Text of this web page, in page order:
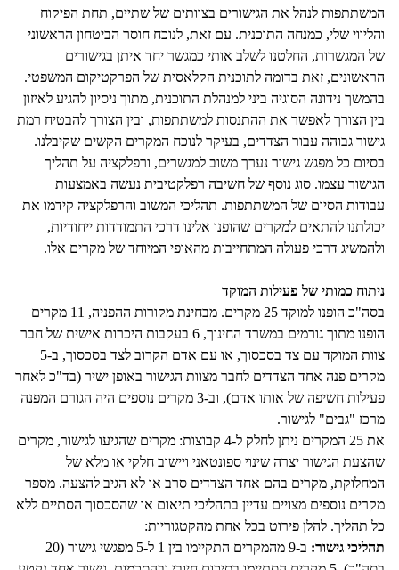
המשתתפות לנהל את הגישורים בצוותים של שתיים, תחת הפיקוח
והליווי שלי, כמנחה התוכנית. עם זאת, לנוכח חוסר הביטחון הראשוני
של המגשרות, החלטנו לשלב אותי כמגשר יחד איתן בגישורים
הראשונים, זאת בדומה לתוכנית הקלאסית של הפרקטיקום המשפטי.
בהמשך נידונה הסוגיה ביני למנהלת התוכנית, מתוך ניסיון להגיע לאיזון
בין הצורך לאפשר את ההתנסות למשתתפות, ובין הצורך להבטיח רמת
גישור גבוהה עבור הצדדים, בעיקר לנוכח המקרים הקשים שקיבלנו.
בסיום כל מפגש גישור נערך משוב למגשרים, ורפלקציה על תהליך
הגישור עצמו. סוג נוסף של חשיבה רפלקטיבית נעשה באמצעות
עבודות הסיום של המשתתפות. תהליכי המשוב והרפלקציה קידמו את
יכולתנו להתאים למקרים שהופנו אלינו דרכי התמודדות ייחודיות,
ולהמשיג דרכי פעולה המתחייבות מהאופי המיוחד של מקרים אלו.
ניתוח כמותי של פעילות המוקד
בסה"כ הופנו למוקד 25 מקרים. מבחינת מקורות ההפניה, 11 מקרים
הופנו מתוך גורמים במשרד החינוך, 6 בעקבות היכרות אישית של חבר
צוות המוקד עם צד בסכסוך, או עם אדם הקרוב לצד בסכסוך, ב-5
מקרים פנה אחד הצדדים לחבר מצוות הגישור באופן ישיר (בד"כ לאחר
פעילות חשיפה של אותו אדם), וב-3 מקרים נוספים היה הגורם המפנה
מרכז "גבים" לגישור.
את 25 המקרים ניתן לחלק ל-4 קבוצות: מקרים שהגיעו לגישור, מקרים
שהצעת הגישור יצרה שינוי ספונטאני ויישוב חלקי או מלא של
המחלוקת, מקרים בהם אחד הצדדים סרב או לא הגיב להצעה. מספר
מקרים נוספים מצויים עדיין בתהליכי תיאום או שהסכסוך הסתיים ללא
כל תהליך. להלן פירוט בכל אחת מהקטגוריות:
תהליכי גישור:
ב-9 מהמקרים התקיימו בין 1 ל-5 מפגשי גישור (20